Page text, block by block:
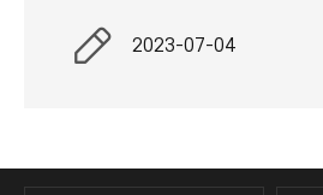
2023-07-04